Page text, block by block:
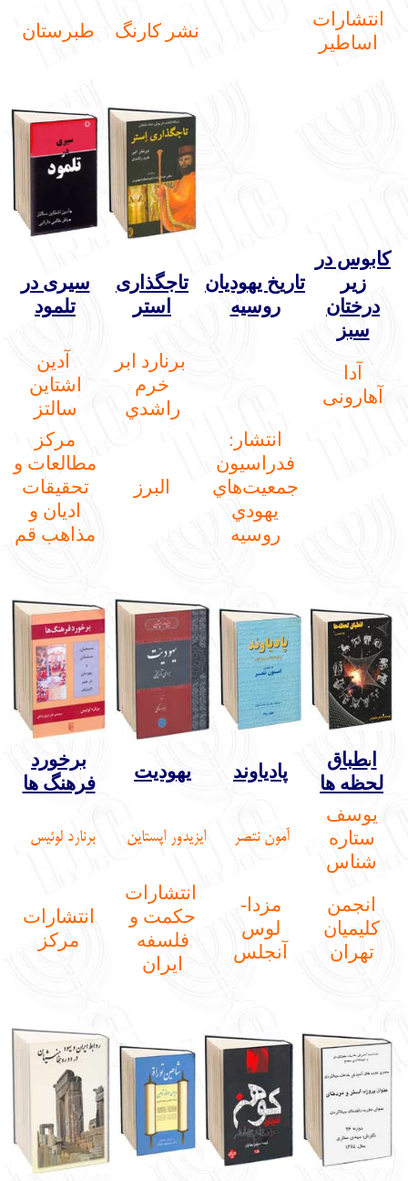
انتشارات
اساطیر
نشر کارنگ طبرستان
کابوس در
زیر
درختان
سبز
تاريخ يهوديان
روسيه
تاجگذاری
استر
سیری در
تلمود
آدا
آهارونی
برنارد ابر
خرم
راشدي
آدين
اشتاين
سالتز
انتشار:
فدراسيون
جمعيت‌هاي
يهودي
روسيه
البرز
مركز
مطالعات و
تحقيقات
اديان و
مذاهب قم
نطباق
لحظه ها
پادیاوند یهودیت
برخورد
فرهنگ ها
یوسف
ستاره
شناس
آمون نتصر ايزيدور اپستاين برنارد لوئیس
انجمن
کلیمیان
تهران
مزدا-
لوس
آنجلس
انتشارات
حكمت و
فلسفه
ايران
انتشارات
مرکز